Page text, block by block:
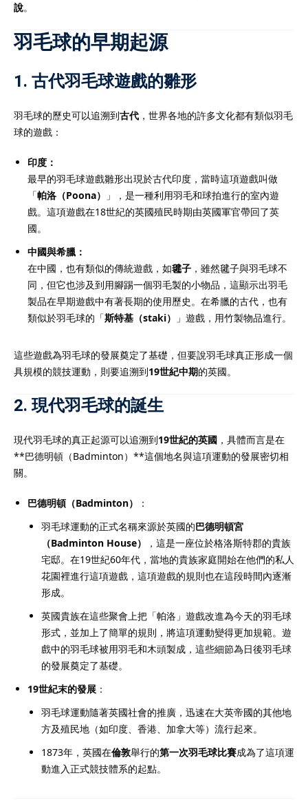
說。
羽毛球的早期起源
1. 古代羽毛球遊戲的雛形
羽毛球的歷史可以追溯到古代 ，世界各地的許多文化都有類似羽毛
球的遊戲：
印度：
最早的羽毛球遊戲雛形出現於古代印度，當時這項遊戲叫做
「帕洛（Poona）
」，是一種利用羽毛和球拍進行的室內遊
戲。這項遊戲在18世紀的英國殖民時期由英國軍官帶回了英
國。
中國與希臘：
在中國，也有類似的傳統遊戲，如毽子 ，雖然毽子與羽毛球不
同，但它也涉及到用腳踢一個羽毛製的小物品，這顯示出羽毛
製品在早期遊戲中有著長期的使用歷史。在希臘的古代，也有
類似於羽毛球的「斯特基（staki） 」遊戲，用竹製物品進行。
這些遊戲為羽毛球的發展奠定了基礎，但要說羽毛球真正形成一個
具規模的競技運動，則要追溯到19世紀中期的英國。
2. 現代羽毛球的誕生
現代羽毛球的真正起源可以追溯到19世紀的英國 ，具體而言是在
**巴德明頓（Badminton）**這個地名與這項運動的發展密切相
關。
巴德明頓（Badminton）
：
羽毛球運動的正式名稱來源於英國的巴德明頓宮
（Badminton House）
，這是一座位於格洛斯特郡的貴族
宅邸。在19世紀60年代，當地的貴族家庭開始在他們的私人
花園裡進行這項遊戲，這項遊戲的規則也在這段時間內逐漸
形成。
英國貴族在這些聚會上把「帕洛」遊戲改進為今天的羽毛球
形式，並加上了簡單的規則，將這項運動變得更加規範。遊
戲中的羽毛球被用羽毛和木頭製成，這些細節為日後羽毛球
的發展奠定了基礎。
19世紀末的發展 ：
羽毛球運動隨著英國社會的推廣，迅速在大英帝國的其他地
方及殖民地（如印度、香港、加拿大等）流行起來。
1873年，英國在倫敦舉行的第一次羽毛球比賽成為了這項運
動進入正式競技體系的起點。